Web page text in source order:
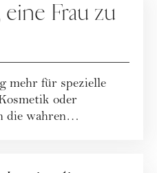
eine Frau zu
mehr für spezielle
oder
die wahren